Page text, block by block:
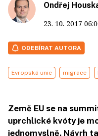
Ondřej
23. 10. 2017
ODEBÍRAT AUTORA
Evropská unie migrace
Země EU se na
uprchlické kvóty je
jednomyslně. Návrh